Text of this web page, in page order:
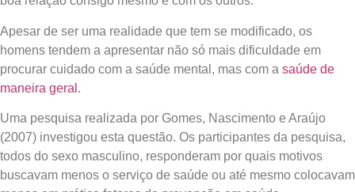
Apesar de ser uma realidade que tem se modificado, os
homens tendem a apresentar não só mais dificuldade em
procurar cuidado com a saúde mental, mas com a saúde de
maneira geral .
Uma pesquisa realizada por Gomes, Nascimento e Araújo
(2007) investigou esta questão. Os participantes da pesquisa,
todos do sexo masculino, responderam por quais motivos
buscavam menos o serviço de saúde ou até mesmo colocavam